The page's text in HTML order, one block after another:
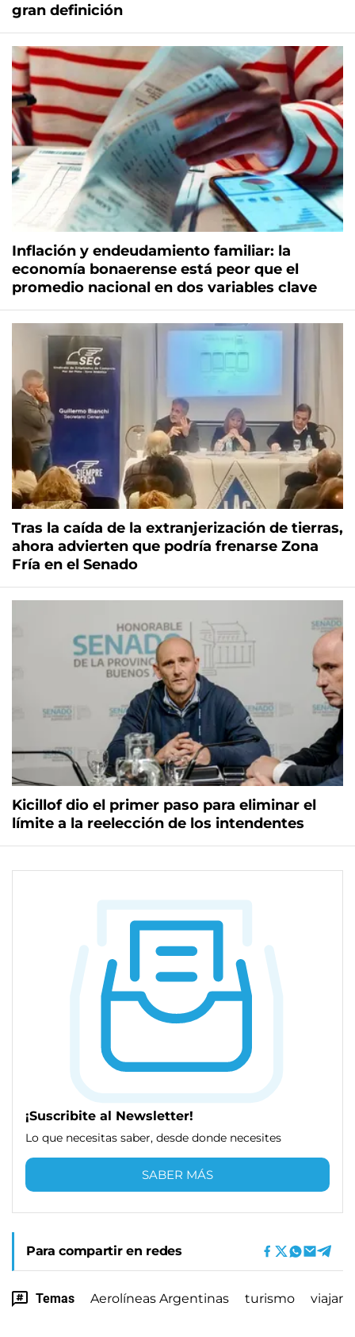
gran definición
Inflación y endeudamiento familiar: la
economía bonaerense está peor que el
promedio nacional en dos variables clave
Tras la caída de la extranjerización de tierras,
ahora advierten que podría frenarse Zona
Fría en el Senado
Kicillof dio el primer paso para eliminar el
límite a la reelección de los intendentes
¡Suscribite al Newsletter!
Lo que necesitas saber, desde donde necesites
SABER MÁS
Para compartir en redes
Temas Aerolíneas Argentinas turismo viajar